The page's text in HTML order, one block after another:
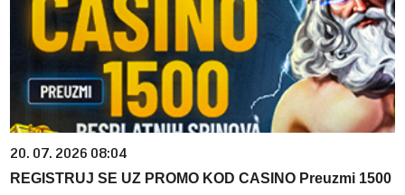
20. 07. 2026 08:04
REGISTRUJ SE UZ PROMO KOD CASINO Preuzmi 1500